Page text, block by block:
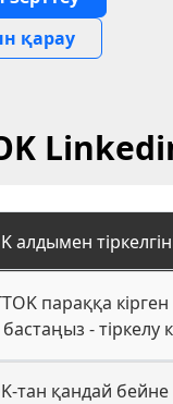
қарау
алдымен
параққа
-
тан қандай